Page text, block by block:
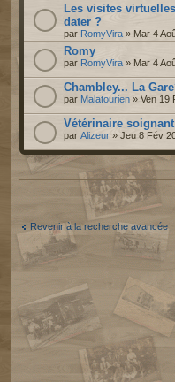
Les visites
dater ?
par RomyVira » Mar 4
Romy
par RomyVira » Mar 4
Chambley... La
par Malatourien » Ven 19
Vétérinaire
par Alizeur » Jeu 8 Fév
Revenir à la recherche avancée